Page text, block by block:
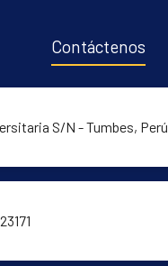
Contáctenos
S/N - Tumbes, Perú